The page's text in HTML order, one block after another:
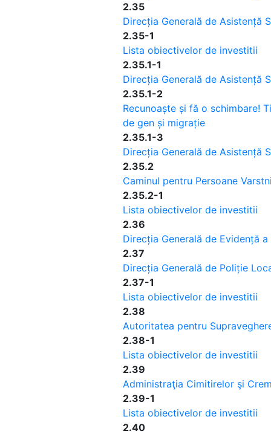
2.35
Direcția Generală de Asistență
2.35-1
Lista obiectivelor de investitii
2.35.1-1
Direcția Generală de Asistență
2.35.1-2
Recunoaște și fă o schimbare!
de gen și migrație
2.35.1-3
Direcția Generală de Asistență
2.35.2
Caminul pentru Persoane
2.35.2-1
Lista obiectivelor de investitii
2.36
Direcția Generală de Evidență a
2.37
Direcția Generală de Poliție
2.37-1
Lista obiectivelor de investitii
2.38
Autoritatea pentru
2.38-1
Lista obiectivelor de investitii
2.39
Administraţia Cimitirelor şi
2.39-1
Lista obiectivelor de investitii
2.40